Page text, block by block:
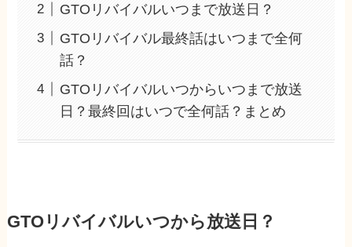
GTOリバイバルいつまで放送日？
GTOリバイバル最終話はいつまで全何
話？
GTOリバイバルいつからいつまで放送
日？最終回はいつで全何話？まとめ
GTOリバイバルいつから放送日？